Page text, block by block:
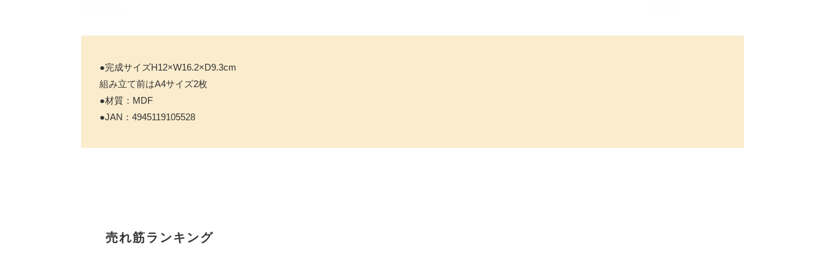
●完成サイズH12×W16.2×D9.3cm
組み立て前はA4サイズ2枚
●材質：MDF
●JAN：4945119105528
売れ筋ランキング